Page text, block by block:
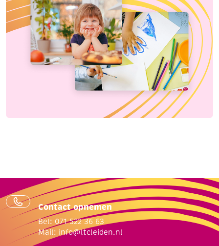
Contact opnemen
Bel: 071 522 36 63
Mail: info@ltcleiden.nl